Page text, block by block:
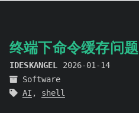
终端下命令缓存问题
IDESKANGEL
2026-01-14
Software
AI , shell